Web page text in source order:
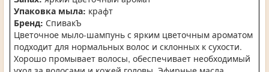
Упаковка мыла: крафт
Бренд: СпивакЪ
Цветочное мыло-шампунь с ярким цветочным ароматом
подходит для нормальных волос и склонных к сухости.
Хорошо промывает волосы, обеспечивает необходимый